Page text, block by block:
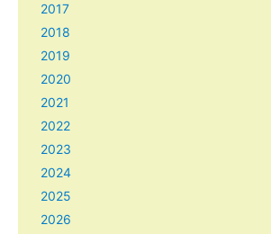
2017
2018
2019
2020
2021
2022
2023
2024
2025
2026